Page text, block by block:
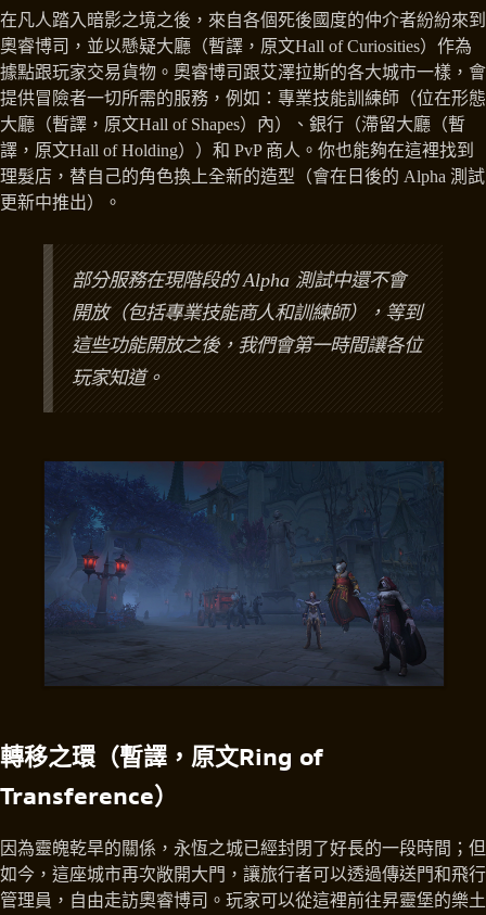
在凡人踏入暗影之境之後，來自各個死後國度的仲介者紛紛來到
奧睿博司，並以懸疑大廳（暫譯，原文Hall of Curiosities）作為
據點跟玩家交易貨物。奧睿博司跟艾澤拉斯的各大城市一樣，會
提供冒險者一切所需的服務，例如：專業技能訓練師（位在形態
大廳（暫譯，原文Hall of Shapes）內）、銀行（滯留大廳（暫
譯，原文Hall of Holding））和 PvP 商人。你也能夠在這裡找到
理髮店，替自己的角色換上全新的造型（會在日後的 Alpha 測試
更新中推出）。
部分服務在現階段的 Alpha 測試中還不會
開放（包括專業技能商人和訓練師），等到
這些功能開放之後，我們會第一時間讓各位
玩家知道。
轉移之環（暫譯，原文Ring of
Transference）
因為靈魄乾旱的關係，永恆之城已經封閉了好長的一段時間；但
如今，這座城市再次敞開大門，讓旅行者可以透過傳送門和飛行
管理員，自由走訪奧睿博司。玩家可以從這裡前往昇靈堡的樂土